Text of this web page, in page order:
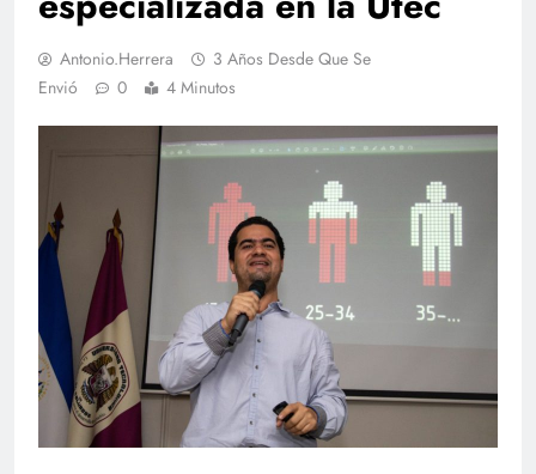
Antonio.herrera
3 Años Desde Que Se
Envió
0 4 Minutos